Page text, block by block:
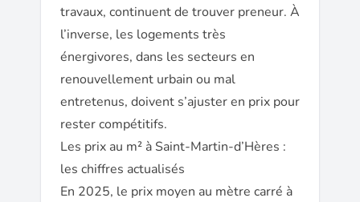
travaux, continuent de trouver preneur. À
l’inverse, les logements très
énergivores, dans les secteurs en
renouvellement urbain ou mal
entretenus, doivent s’ajuster en prix pour
rester compétitifs.
Les prix au m² à Saint-Martin-d’Hères :
les chiffres actualisés
En 2025, le prix moyen au mètre carré à